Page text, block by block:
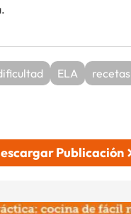
ELA recetas
Publicación